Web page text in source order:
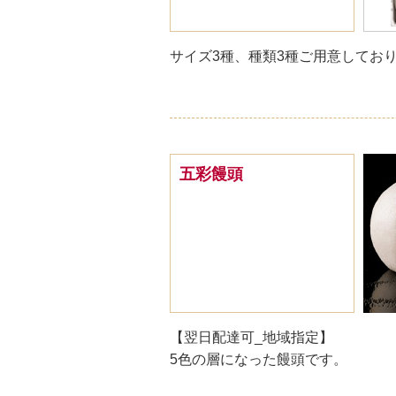
サイズ3種、種類3種ご用意してお
五彩饅頭
【翌日配達可_地域指定】
5色の層になった饅頭です。